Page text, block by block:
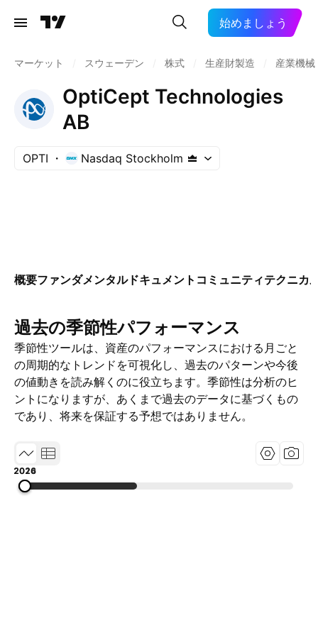
始めましょう
マーケット スウェーデン 株式 生産財製造 産業機械
OptiCept Technologies
AB
OPTI Nasdaq Stockholm
概要ファンダメンタルドキュメント コミュニティテクニカ
過去の季節性パフォーマンス
季節性ツールは、資産のパフォーマンスにおける月ごと
の周期的なトレンドを可視化し、過去のパターンや今後
の値動きを読み解くのに役立ちます。季節性は分析のヒ
ントになりますが、あくまで過去のデータに基づくもの
であり、将来を保証する予想ではありません。
2014
2020
2026